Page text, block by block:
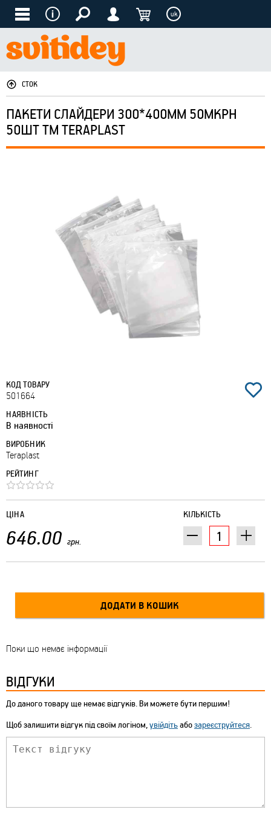
uk
СТОК
ПАКЕТИ СЛАЙДЕРИ 300*400ММ 50МКРН
50ШТ ТМ TERAPLAST
КОД ТОВАРУ
501664
НАЯВНІСТЬ
В наявності
ВИРОБНИК
Teraplast
РЕЙТИНГ
КІЛЬКІСТЬ
ЦІНА
646.00 грн.
Поки що немає інформації
ВІДГУКИ
До даного товару ще немає відгуків. Ви можете бути першим!
Щоб залишити відгук під своїм логіном,увійдітьабозареєструйтеся.